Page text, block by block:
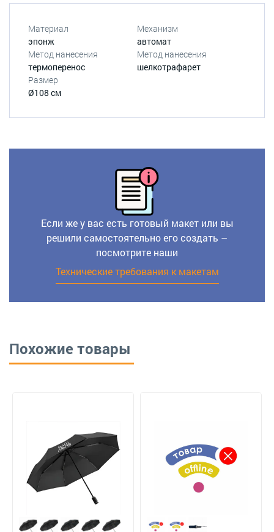
Материал
эпонж
Механизм
автомат
Метод нанесения
термоперенос
Метод нанесения
шелкотрафарет
Размер
Ø108 см
Если же у вас есть готовый макет или вы
решили самостоятельно его создать –
посмотрите наши
Технические требования к макетам
Похожие товары